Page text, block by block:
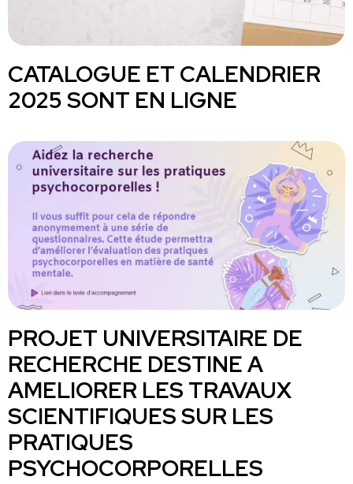
CATALOGUE ET CALENDRIER
2025 SONT EN LIGNE
PROJET UNIVERSITAIRE DE
RECHERCHE DESTINE A
AMELIORER LES TRAVAUX
SCIENTIFIQUES SUR LES
PRATIQUES
PSYCHOCORPORELLES